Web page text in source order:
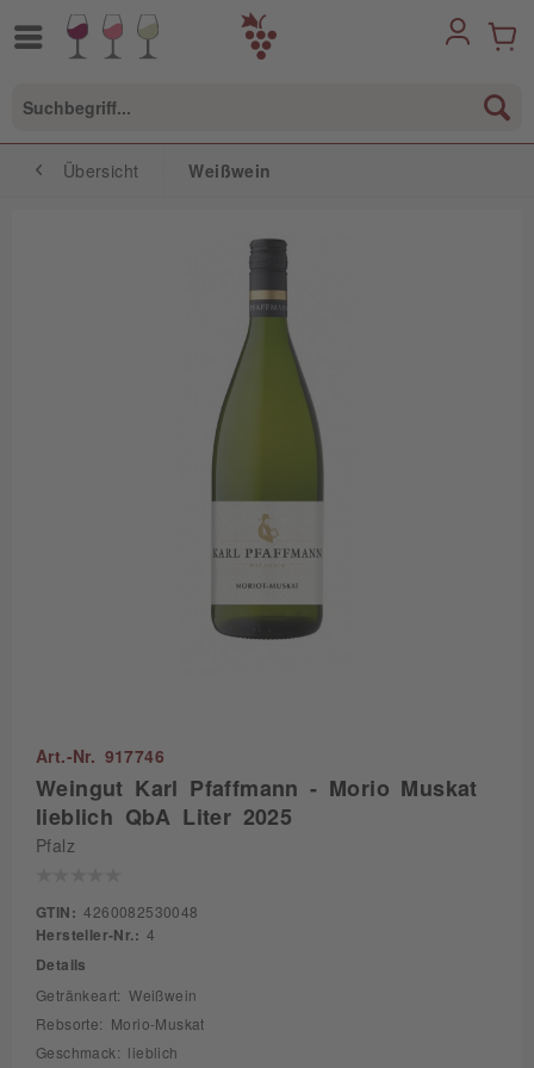
Übersicht Weißwein
Art.-Nr. 917746
Weingut Karl Pfaffmann - Morio Muskat
lieblich QbA Liter 2025
Pfalz
GTIN: 4260082530048
Hersteller-Nr.: 4
Details
Getränkeart: Weißwein
Rebsorte: Morio-Muskat
Geschmack: lieblich